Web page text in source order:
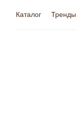
Каталог Тренды